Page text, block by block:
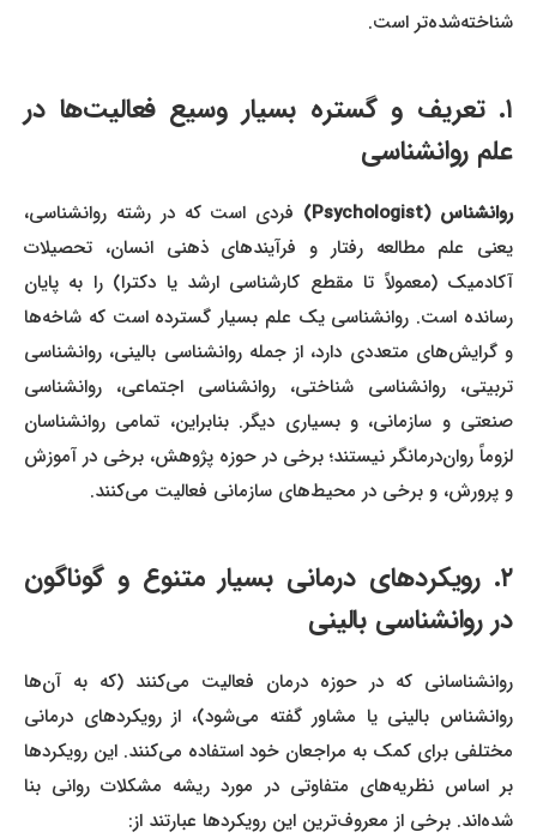
شناخته‌شده‌تر است.
۱. تعریف و گستره بسیار وسیع فعالیت‌ها در
علم روانشناسی
روانشناس (Psychologist)
فردی است که در رشته روانشناسی،
یعنی علم مطالعه رفتار و فرآیندهای ذهنی انسان، تحصیلات
آکادمیک (معمولاً تا مقطع کارشناسی ارشد یا دکترا) را به پایان
رسانده است. روانشناسی یک علم بسیار گسترده است که شاخه‌ها
و گرایش‌های متعددی دارد، از جمله روانشناسی بالینی، روانشناسی
تربیتی، روانشناسی شناختی، روانشناسی اجتماعی، روانشناسی
صنعتی و سازمانی، و بسیاری دیگر. بنابراین، تمامی روانشناسان
لزوماً روان‌درمانگر نیستند؛ برخی در حوزه پژوهش، برخی در آموزش
و پرورش، و برخی در محیط‌های سازمانی فعالیت می‌کنند.
۲. رویکردهای درمانی بسیار متنوع و گوناگون
در روانشناسی بالینی
روانشناسانی که در حوزه درمان فعالیت می‌کنند (که به آن‌ها
روانشناس بالینی یا مشاور گفته می‌شود)، از رویکردهای درمانی
مختلفی برای کمک به مراجعان خود استفاده می‌کنند. این رویکردها
بر اساس نظریه‌های متفاوتی در مورد ریشه مشکلات روانی بنا
شده‌اند. برخی از معروف‌ترین این رویکردها عبارتند از: